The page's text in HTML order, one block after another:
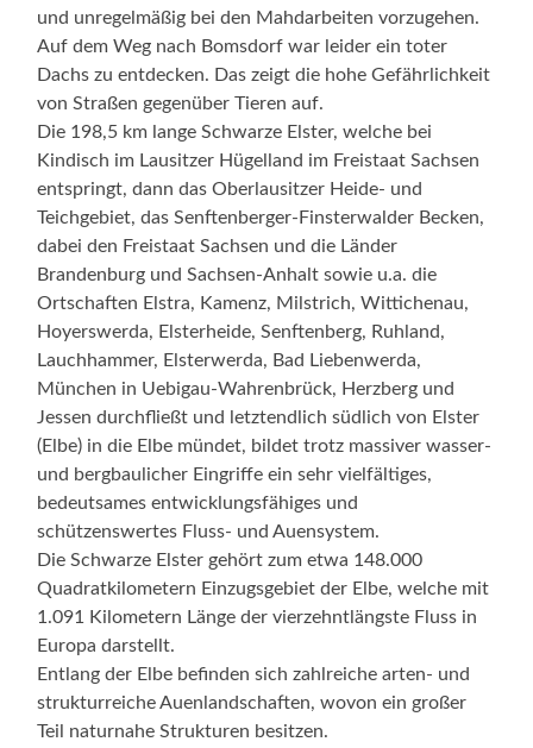
und unregelmäßig bei den Mahdarbeiten vorzugehen.
Auf dem Weg nach Bomsdorf war leider ein toter
Dachs zu entdecken. Das zeigt die hohe Gefährlichkeit
von Straßen gegenüber Tieren auf.
Die 198,5 km lange Schwarze Elster, welche bei
Kindisch im Lausitzer Hügelland im Freistaat Sachsen
entspringt, dann das Oberlausitzer Heide- und
Teichgebiet, das Senftenberger-Finsterwalder Becken,
dabei den Freistaat Sachsen und die Länder
Brandenburg und Sachsen-Anhalt sowie u.a. die
Ortschaften Elstra, Kamenz, Milstrich, Wittichenau,
Hoyerswerda, Elsterheide, Senftenberg, Ruhland,
Lauchhammer, Elsterwerda, Bad Liebenwerda,
München in Uebigau-Wahrenbrück, Herzberg und
Jessen durchfließt und letztendlich südlich von Elster
(Elbe) in die Elbe mündet, bildet trotz massiver wasser-
und bergbaulicher Eingriffe ein sehr vielfältiges,
bedeutsames entwicklungsfähiges und
schützenswertes Fluss- und Auensystem.
Die Schwarze Elster gehört zum etwa 148.000
Quadratkilometern Einzugsgebiet der Elbe, welche mit
1.091 Kilometern Länge der vierzehntlängste Fluss in
Europa darstellt.
Entlang der Elbe befinden sich zahlreiche arten- und
strukturreiche Auenlandschaften, wovon ein großer
Teil naturnahe Strukturen besitzen.